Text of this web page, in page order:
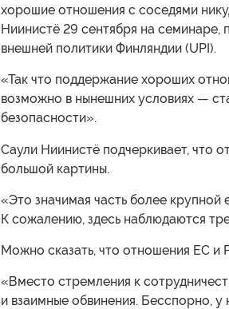
хорошие отношения с соседями
Ниинистё 29 сентября на
внешней политики Финляндии (UPI).
«Так что поддержание хороших
возможно в нынешних условиях —
безопасности».
Саули Ниинистё подчеркивает, что
большой картины.
«Это значимая часть более
К сожалению, здесь наблюдаются
Можно сказать, что отношения ЕС и
«Вместо стремления к
и взаимные обвинения. Бесспорно, у